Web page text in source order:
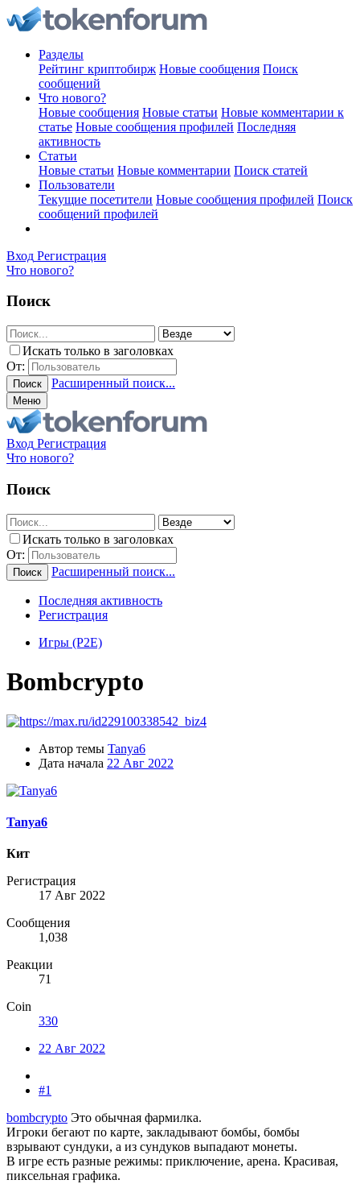
Разделы
Рейтинг криптобирж Новые сообщения Поиск
сообщений
Что нового?
Новые сообщения Новые статьи Новые комментарии к
статье Новые сообщения профилей Последняя
активность
Статьи
Новые статьи Новые комментарии Поиск статей
Пользователи
Текущие посетители Новые сообщения профилей Поиск
сообщений профилей
Вход Регистрация
Что нового?
Поиск
Искать только в заголовках
От:
Поиск Расширенный поиск...
Меню
Вход Регистрация
Что нового?
Поиск
Искать только в заголовках
От:
Поиск Расширенный поиск...
Последняя активность
Регистрация
Игры (P2E)
Bombcrypto
Автор темы Tanya6
Дата начала 22 Авг 2022
Tanya6
Кит
Регистрация
17 Авг 2022
Сообщения
1,038
Реакции
71
Coin
330
22 Авг 2022
#1
bombcrypto Это обычная фармилка.
Игроки бегают по карте, закладывают бомбы, бомбы
взрывают сундуки, а из сундуков выпадают монеты.
В игре есть разные режимы: приключение, арена. Красивая,
пиксельная графика.